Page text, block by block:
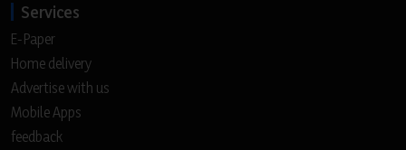
Services
E-Paper
Home delivery
Advertise with us
Mobile Apps
feedback